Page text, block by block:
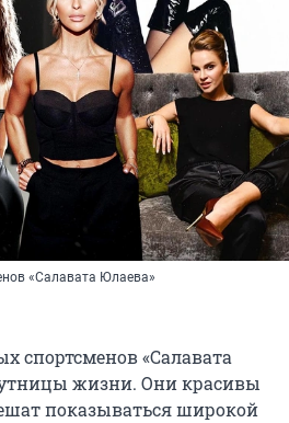
«Салавата Юлаева»
спортсменов «Салавата
жизни. Они красивы
показываться широкой